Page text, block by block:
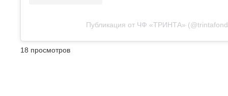
Публикация от ЧФ «ТРИНТА»
18 просмотров